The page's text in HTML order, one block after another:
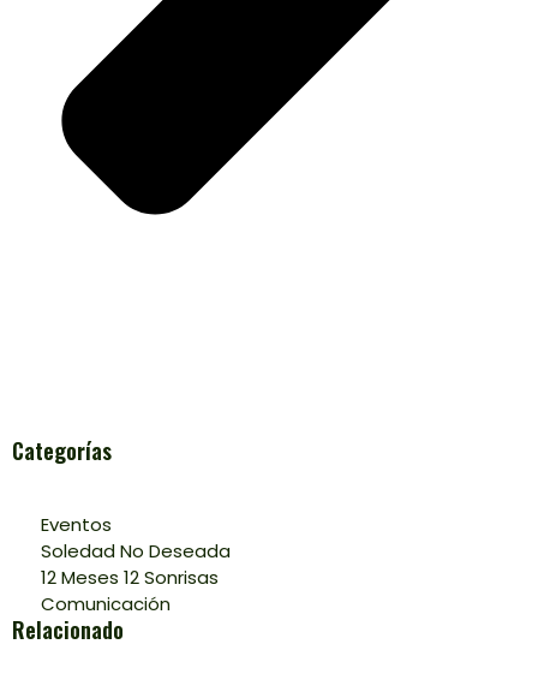
Categorías
Eventos
Soledad No Deseada
12 Meses 12 Sonrisas
Comunicación
Relacionado